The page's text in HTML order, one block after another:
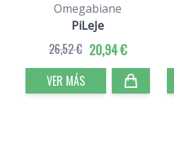
Omegabiane
PiLeJe
20,94 €
26,52 €
VER MÁS